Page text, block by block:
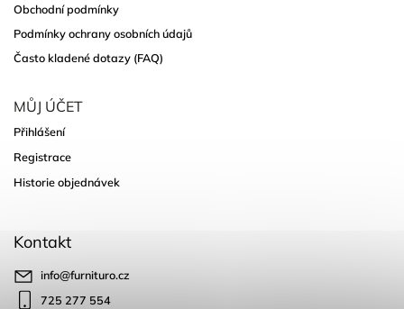
Obchodní podmínky
Podmínky ochrany osobních údajů
Často kladené dotazy (FAQ)
MŮJ ÚČET
Přihlášení
Registrace
Historie objednávek
Kontakt
info@furnituro.cz
725 277 554